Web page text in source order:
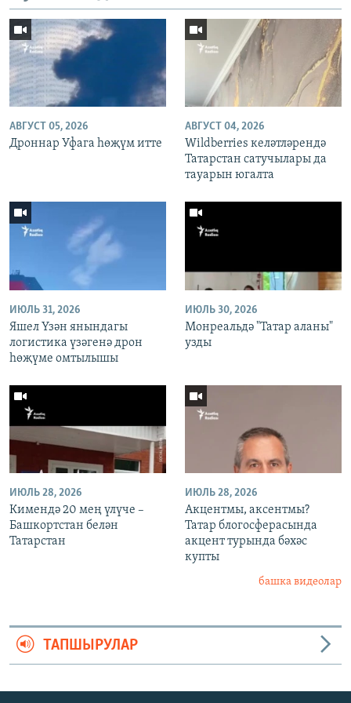
АВГУСТ 05, 2026
Дроннар Уфага һөҗүм итте
АВГУСТ 04, 2026
Wildberries келәтләрендә
Татарстан сатучылары да
тауарын югалта
ИЮЛЬ 31, 2026
Яшел Үзән янындагы
логистика үзәгенә дрон
һөҗүме омтылышы
ИЮЛЬ 30, 2026
Монреальдә "Татар аланы"
узды
ИЮЛЬ 28, 2026
Кимендә 20 мең үлүче –
Башкортстан белән
Татарстан
ИЮЛЬ 28, 2026
Акцентмы, аксентмы?
Татар блогосферасында
акцент турында бәхәс
купты
башка видеолар
ТАПШЫРУЛАР